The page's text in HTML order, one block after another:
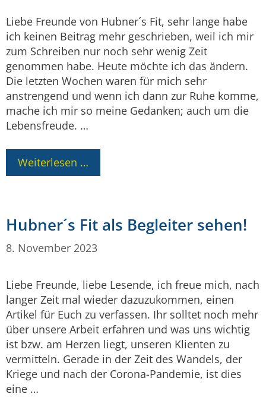
Liebe Freunde von Hubner´s Fit, sehr lange habe
ich keinen Beitrag mehr geschrieben, weil ich mir
zum Schreiben nur noch sehr wenig Zeit
genommen habe. Heute möchte ich das ändern.
Die letzten Wochen waren für mich sehr
anstrengend und wenn ich dann zur Ruhe komme,
mache ich mir so meine Gedanken; auch um die
Lebensfreude. …
Weiterlesen …
Hubner´s Fit als Begleiter sehen!
8. November 2023
Liebe Freunde, liebe Lesende, ich freue mich, nach
langer Zeit mal wieder dazuzukommen, einen
Artikel für Euch zu verfassen. Ihr solltet noch mehr
über unsere Arbeit erfahren und was uns wichtig
ist bzw. am Herzen liegt, unseren Klienten zu
vermitteln. Gerade in der Zeit des Wandels, der
Kriege und nach der Corona-Pandemie, ist dies
eine …